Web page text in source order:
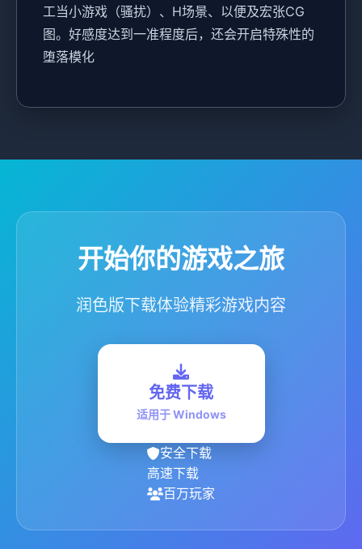
工当小游戏（骚扰）、H场景、以便及宏张CG
图。好感度达到一准程度后，还会开启特殊性的
堕落模化
开始你的游戏之旅
润色版下载体验精彩游戏内容
免费下载
适用于 Windows
安全下载
高速下载
百万玩家